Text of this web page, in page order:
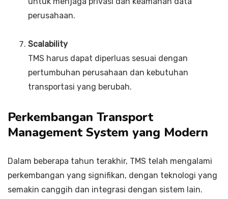
perusahaan.
Scalability
TMS harus dapat diperluas sesuai dengan
pertumbuhan perusahaan dan kebutuhan
transportasi yang berubah.
Perkembangan Transport
Management System yang Modern
Dalam beberapa tahun terakhir, TMS telah mengalami
perkembangan yang signifikan, dengan teknologi yang
semakin canggih dan integrasi dengan sistem lain.